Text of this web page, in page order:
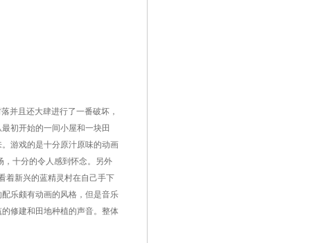
并且还大肆进行了一番破坏，
初开始的一间小屋和一块田
游戏的是十分原汁原味的动画
，十分的令人感到怀念。另外
着新兴的蓝精灵村在自己手下
乐颇有动画的风格，但是音乐
修建和田地种植的声音。整体